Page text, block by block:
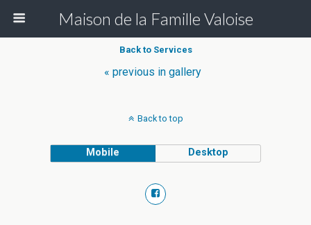
Maison de la Famille Valoise
Back to Services
« previous in gallery
Back to top
Mobile Desktop